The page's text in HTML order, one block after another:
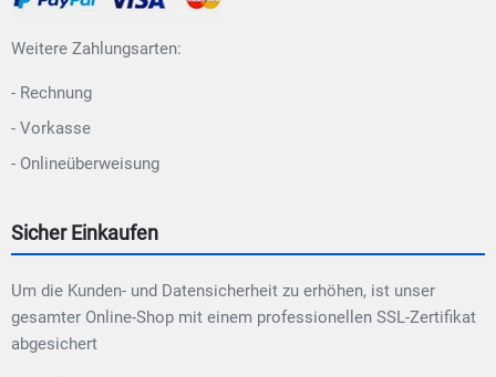
Weitere Zahlungsarten:
- Rechnung
- Vorkasse
- Onlineüberweisung
Sicher Einkaufen
Um die Kunden- und Datensicherheit zu erhöhen, ist unser
gesamter Online-Shop mit einem professionellen SSL-Zertifikat
abgesichert